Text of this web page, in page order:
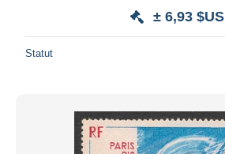
± 6,93 $US
Statut